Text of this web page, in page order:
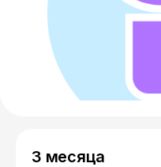
3 месяца